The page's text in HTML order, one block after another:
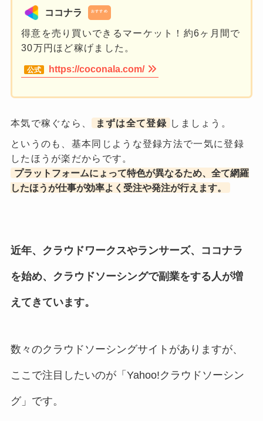
ココナラ おすすめ
得意を売り買いできるマーケット！約6ヶ月間で
30万円ほど稼げました。
https://coconala.com/
本気で稼ぐなら、 まずは全て登録 しましょう。
というのも、基本同じような登録方法で一気に登録
したほうが楽だからです。
プラットフォームにょって特色が異なるため、全て網羅
したほうが仕事が効率よく受注や発注が行えます。
近年、クラウドワークスやランサーズ、ココナラ
を始め、クラウドソーシングで副業をする人が増
えてきています。
数々のクラウドソーシングサイトがありますが、
ここで注目したいのが「Yahoo!クラウドソーシン
グ」です。